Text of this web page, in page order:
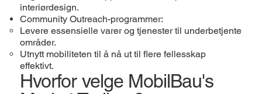
interiørdesign.
Community Outreach-programmer:
Levere essensielle varer og tjenester til underbetjente
områder.
Utnytt mobiliteten til å nå ut til flere fellesskap
effektivt.
Hvorfor velge MobilBau's